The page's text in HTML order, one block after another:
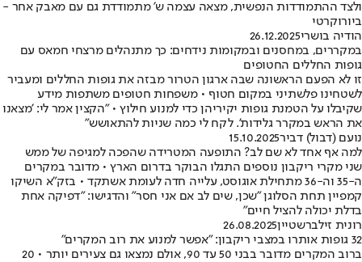
ולצד ההתמודדות הנפשית, מצאה עצמה ש’ מתמודדת גם עם מאבק אחר -
ביורוקרטי
הודיה בושרי26.12.2025
במקררים, במחסנים ובמקומות נידחים: כך מתנהלים מרצחי חמאס עם
גופות החללים החטופים
זו לא הפעם הראשונה שבה ארגון הטרור מבזה את גופות החללים ומעביר
לשטחינו פלשתיני במקום חטוף • משפחות חטופים משתפות מידע
שקיבלו על הטמנת גופות יקיריהן כדי למנוע חילוץ • "הקצין אמר לי: 'מצאנו
את הראש במקרר גלידות'. לקח לי כמה שניות להתאושש"
נועם (דבול) דביר15.10.2025
למה אף אחד לא שם לב? התופעה המטרידה שהפכה למגיפה של ממש
שני מקרי ריקבון נוספים התגלו הבוקר בדרום הארץ • מדובר במקרים
ה-35 וה-36 מתחילת אוגוסט, עלייה חדה לעומת אשתקד • בזק"א השיקו
קמפיין תחת הסלוגן "שכן, שים לב אם אני חסר" והדגישו: "דפיקה אחת
בדלת יכולה להציל חיים"
רונית זילברשטיין26.08.2025
32 גופות אותרו במצבי ריקבון: ״אפשר למנוע את רוב המקרים״
ברוב המקרים מדובר בבני 50 עד 90, אולם נמצאו גם צעירים יותר • 20